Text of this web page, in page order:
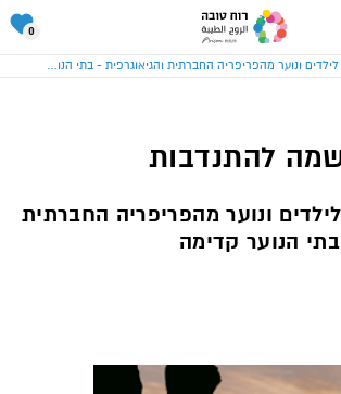
עבור
לעמוד
טובה
0
סל
שלי
חונכות אישית לילדים ונוער מהפריפריה החברתית והגיאוגרפית - בתי הנוער קדימה
להתנדבות
ונוער מהפריפריה החברתית
הנוער קדימה